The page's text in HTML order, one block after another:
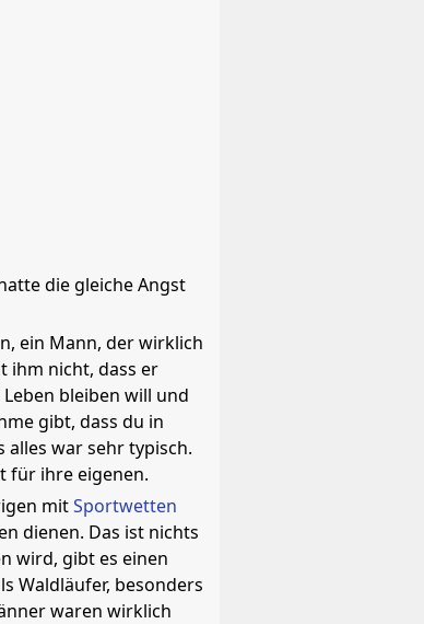
die gleiche Angst
ein Mann, der wirklich
ihm nicht, dass er
bleiben will und
gibt, dass du in
alles war sehr typisch.
für ihre eigenen.
mitSportwetten
dienen. Das ist nichts
wird, gibt es einen
Waldläufer, besonders
waren wirklich